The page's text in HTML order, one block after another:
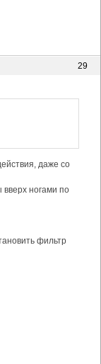
29
даже со
ногами по
фильтр